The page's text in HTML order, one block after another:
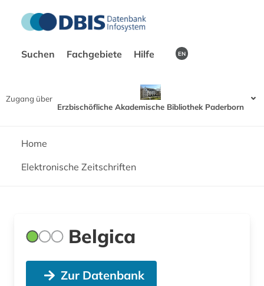
Suchen Fachgebiete Hilfe EN
Zugang über
Erzbischöfliche Akademische Bibliothek Paderborn
Home
Elektronische Zeitschriften
Belgica
Zur Datenbank